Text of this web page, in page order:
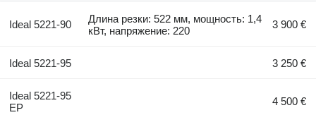
Ideal 5221-90
Длина резки: 522 мм, мощность: 1,4
кВт, напряжение: 220
3 900 €
Ideal 5221-95 3 250 €
Ideal 5221-95
EP
4 500 €